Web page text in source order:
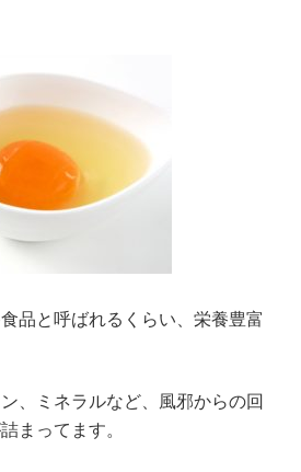
品と呼ばれるくらい、栄養豊富
、ミネラルなど、風邪からの回
まってます。